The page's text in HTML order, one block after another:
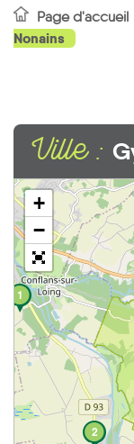
Page d'accueil
Nonains
Ville :
1
2
+
−